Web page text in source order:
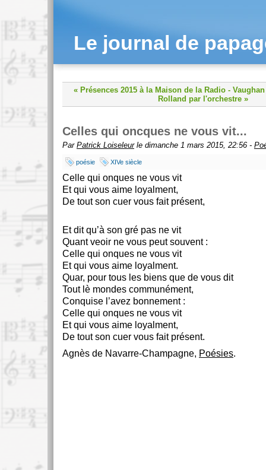
Le journal de
« Présences 2015 à la Maison de la Radio -
Rolland par l'orchestre »
Celles qui oncques ne vous vit...
Par Patrick Loiseleurle dimanche 1 mars 2015, 22:56 -
poésie XIVe siècle
Celle qui onques ne vous vit
Et qui vous aime loyalment,
De tout son cuer vous fait présent,
Et dit qu’à son gré pas ne vit
Quant veoir ne vous peut souvent :
Celle qui onques ne vous vit
Et qui vous aime loyalment.
Quar, pour tous les biens que de vous dit
Tout lè mondes communément,
Conquise l’avez bonnement :
Celle qui onques ne vous vit
Et qui vous aime loyalment,
De tout son cuer vous fait présent.
Agnès de Navarre-Champagne, Poésies.